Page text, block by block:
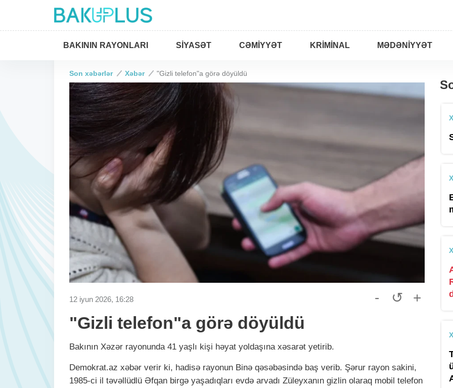
BAKININ RAYONLARI SIYASƏT CƏMIYYƏT KRIMINAL MƏDƏNIYYƏT
Son xəbərlər Xəbər "Gizli telefon"a görə döyüldü
12 iyun 2026, 16:28 - ↺ +
"Gizli telefon"a görə döyüldü
Bakının Xəzər rayonunda 41 yaşlı kişi həyat yoldaşına xəsarət yetirib.
Demokrat.az xəbər verir ki, hadisə rayonun Binə qəsəbəsində baş verib. Şərur rayon sakini,
1985-ci il təvəllüdlü Əfqan birgə yaşadıqları evdə arvadı Züleyxanın gizlin olaraq mobil telefon